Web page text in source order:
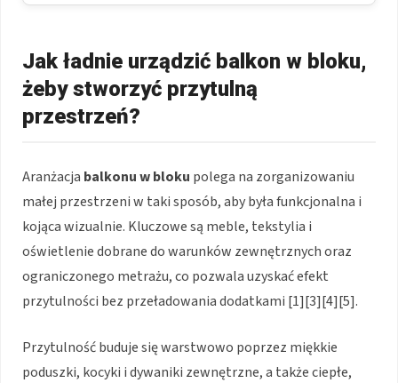
Jak ładnie urządzić balkon w bloku,
żeby stworzyć przytulną
przestrzeń?
Aranżacja balkonu w bloku polega na zorganizowaniu
małej przestrzeni w taki sposób, aby była funkcjonalna i
kojąca wizualnie. Kluczowe są meble, tekstylia i
oświetlenie dobrane do warunków zewnętrznych oraz
ograniczonego metrażu, co pozwala uzyskać efekt
przytulności bez przeładowania dodatkami [1][3][4][5].
Przytulność buduje się warstwowo poprzez miękkie
poduszki, kocyki i dywaniki zewnętrzne, a także ciepłe,